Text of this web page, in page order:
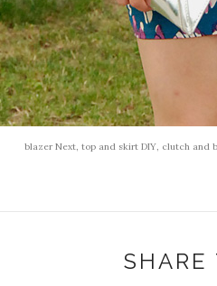
blazer Next, top and skirt DIY, clutch and
SHARE